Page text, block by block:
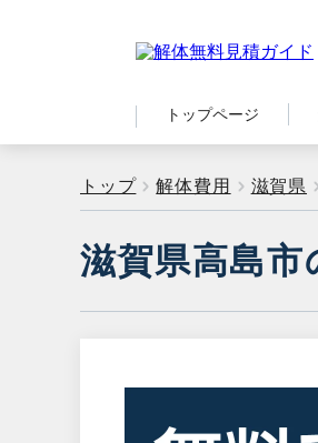
トップページ
トップ 解体費用 滋賀県
滋賀県高島市